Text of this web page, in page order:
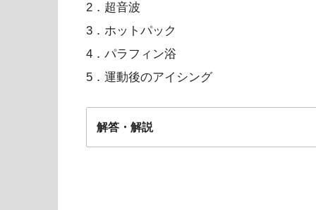
2．超音波
3．ホットパック
4．パラフィン浴
5．運動後のアイシング
解答・解説